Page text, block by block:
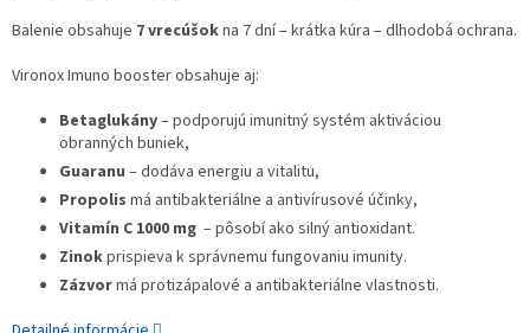
Balenie obsahuje 7 vrecúšokna 7 dní – krátka kúra – dlhodobá ochrana.
Vironox Imuno booster obsahuje aj:
Betaglukány– podporujú imunitný systém aktiváciou
obranných buniek,
Guaranu – dodáva energiu a vitalitu,
Propolis má antibakteriálne a antivírusové účinky,
Vitamín C 1000 mg – pôsobí ako silný antioxidant.
Zinokprispieva k správnemu fungovaniu imunity.
Zázvormá protizápalové a antibakteriálne vlastnosti.